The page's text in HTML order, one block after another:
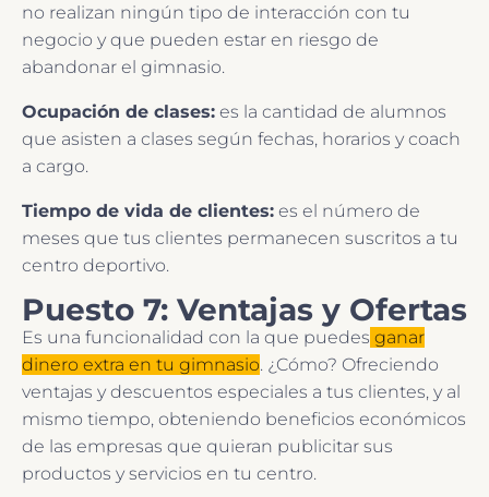
no realizan ningún tipo de interacción con tu
negocio y que pueden estar en riesgo de
abandonar el gimnasio.
Ocupación de clases: es la cantidad de alumnos
que asisten a clases según fechas, horarios y coach
a cargo.
Tiempo de vida de clientes: es el número de
meses que tus clientes permanecen suscritos a tu
centro deportivo.
Puesto 7: Ventajas y Ofertas
Es una funcionalidad con la que puedes ganar
dinero extra en tu gimnasio. ¿Cómo? Ofreciendo
ventajas y descuentos especiales a tus clientes, y al
mismo tiempo, obteniendo beneficios económicos
de las empresas que quieran publicitar sus
productos y servicios en tu centro.